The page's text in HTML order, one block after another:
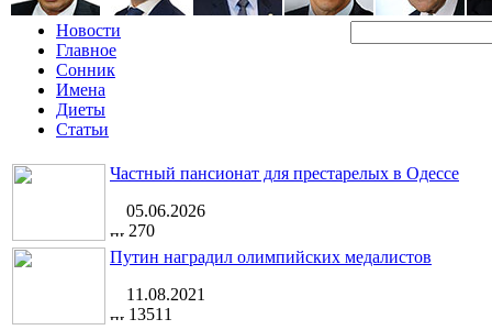
Новости
Главное
Сонник
Имена
Диеты
Статьи
Частный пансионат для престарелых в Одессе
05.06.2026
270
Путин наградил олимпийских медалистов
11.08.2021
13511